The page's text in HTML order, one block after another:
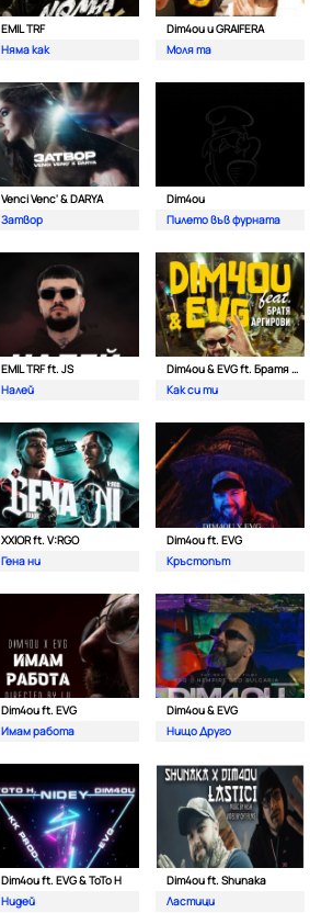
EMIL TRF
Няма как
Dim4ou и GRAIFERA
Моля та
Venci Venc' & DARYA
Затвор
Dim4ou
Пилето във фурната
EMIL TRF ft. JS
Налей
Dim4ou & EVG ft. Братя Аргирови
Как си ти
XXIOR ft. V:RGO
Гена ни
Dim4ou ft. EVG
Кръстопът
Dim4ou ft. EVG
Имам работа
Dim4ou & EVG
Нищо Друго
Dim4ou ft. EVG & ToTo H
Нидей
Dim4ou ft. Shunaka
Ластици